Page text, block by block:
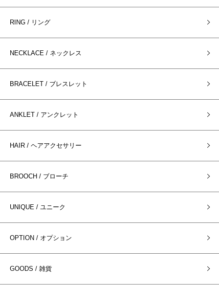
RING / リング
NECKLACE / ネックレス
BRACELET / ブレスレット
ANKLET / アンクレット
HAIR / ヘアアクセサリー
BROOCH / ブローチ
UNIQUE / ユニーク
OPTION / オプション
GOODS / 雑貨